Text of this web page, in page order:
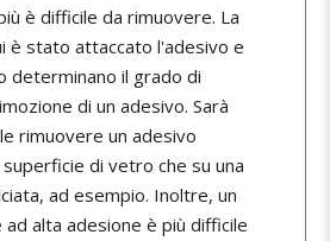
è difficile da rimuovere. La
è stato attaccato l'adesivo e
determinano il grado di
di un adesivo. Sarà
rimuovere un adesivo
di vetro che su una
ad esempio. Inoltre, un
ad alta adesione è più difficile